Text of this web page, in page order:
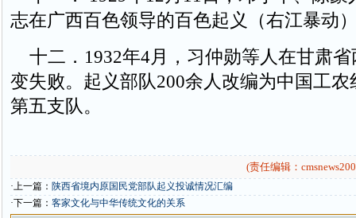
志在广西百色领导的百色起义（右江暴动
十二．1932年4月，习仲勋等人在甘肃省
变失败。起义部队200余人改编为中国工
第五支队。
(责任编辑：
·上一篇： 陕西省境内原国民党部队起义投诚情况汇编
·下一篇： 客家文化与中华传统文化的关系